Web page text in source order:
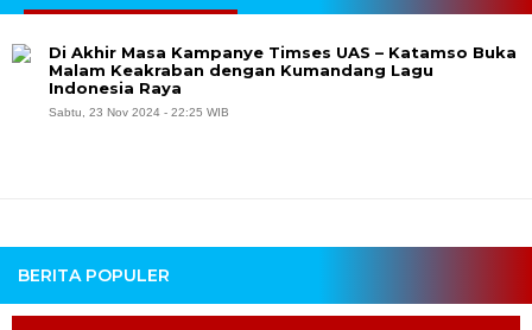
BERITA POPULER
Di Akhir Masa Kampanye Timses UAS – Katamso Buka
Malam Keakraban dengan Kumandang Lagu
Indonesia Raya
Sabtu, 23 Nov 2024 - 22:25 WIB